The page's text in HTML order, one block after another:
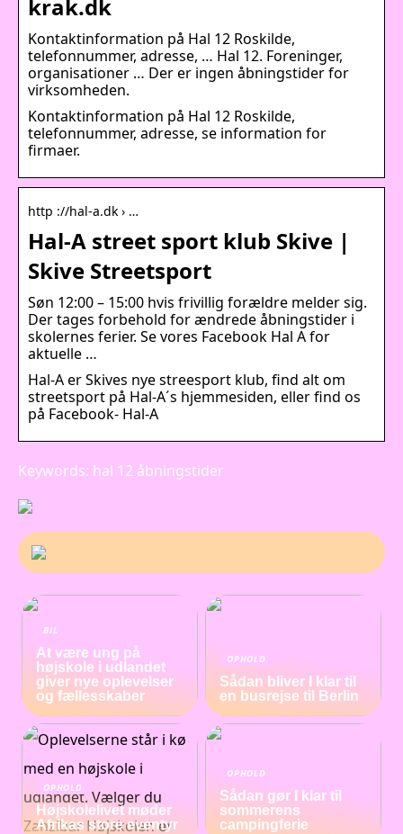
krak.dk
Kontaktinformation på Hal 12 Roskilde,
telefonnummer, adresse, … Hal 12. Foreninger,
organisationer … Der er ingen åbningstider for
virksomheden.
Kontaktinformation på Hal 12 Roskilde,
telefonnummer, adresse, se information for
firmaer.
http ://hal-a.dk › …
Hal-A street sport klub Skive |
Skive Streetsport
Søn 12:00 – 15:00 hvis frivillig forældre melder sig.
Der tages forbehold for ændrede åbningstider i
skolernes ferier. Se vores Facebook Hal A for
aktuelle …
Hal-A er Skives nye streesport klub, find alt om
streetsport på Hal-A´s hjemmesiden, eller find os
på Facebook- Hal-A
Keywords: hal 12 åbningstider
BIL
At være ung på
højskole i udlandet
giver nye oplevelser
og fællesskaber
OPHOLD
Sådan bliver I klar til
en busrejse til Berlin
OPHOLD
Højskolelivet møder
Afrikas store eventyr
OPHOLD
Sådan gør I klar til
sommerens
campingferie